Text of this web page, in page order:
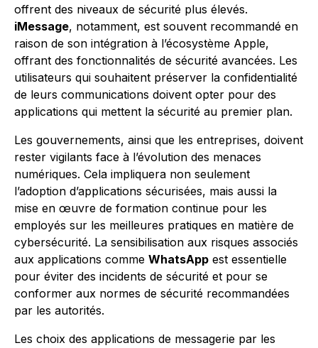
offrent des niveaux de sécurité plus élevés.
iMessage, notamment, est souvent recommandé en
raison de son intégration à l’écosystème Apple,
offrant des fonctionnalités de sécurité avancées. Les
utilisateurs qui souhaitent préserver la confidentialité
de leurs communications doivent opter pour des
applications qui mettent la sécurité au premier plan.
Les gouvernements, ainsi que les entreprises, doivent
rester vigilants face à l’évolution des menaces
numériques. Cela impliquera non seulement
l’adoption d’applications sécurisées, mais aussi la
mise en œuvre de formation continue pour les
employés sur les meilleures pratiques en matière de
cybersécurité. La sensibilisation aux risques associés
aux applications comme WhatsApp est essentielle
pour éviter des incidents de sécurité et pour se
conformer aux normes de sécurité recommandées
par les autorités.
Les choix des applications de messagerie par les